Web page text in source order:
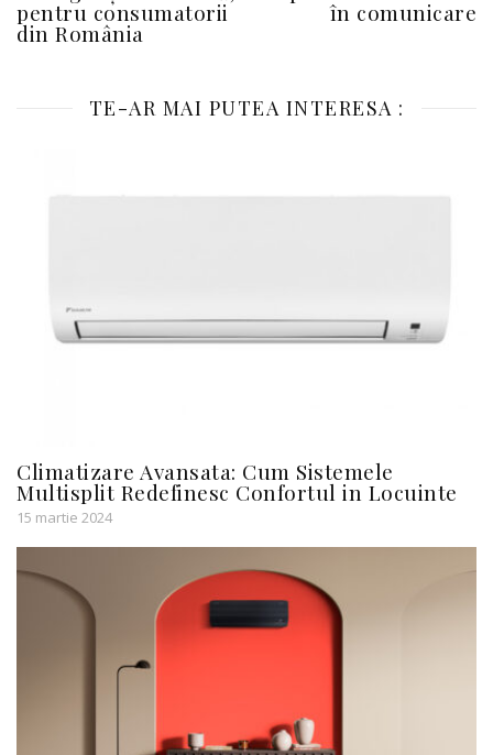
pentru consumatorii
din România
în comunicare
TE-AR MAI PUTEA INTERESA :
Climatizare Avansata: Cum Sistemele
Multisplit Redefinesc Confortul in Locuinte
15 martie 2024